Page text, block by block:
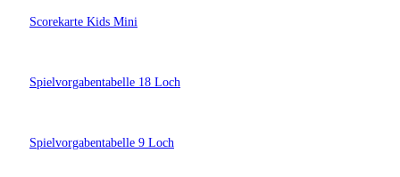
Scorekarte Kids Mini
Spielvorgabentabelle 18 Loch
Spielvorgabentabelle 9 Loch